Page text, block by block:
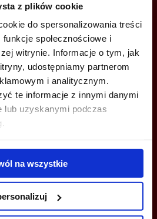
z plików cookie
do spersonalizowania treści
społecznościowe i
witrynie. Informacje o tym, jak
udostępniamy partnerom
i analitycznym.
te informacje z innymi danymi
lub uzyskanymi podczas
na wszystkie
tą ofertą?
NUMER, A MY SKONTAKTUJEMY SIĘ